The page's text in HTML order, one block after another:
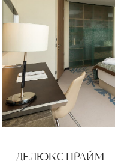
ДЕЛЮКС ПРАЙМ